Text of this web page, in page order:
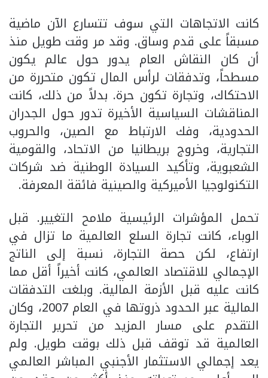
كانت الاتجاهات التي سوف تتسارع الآن ماضية
مسبقاً على قدم وساق. وقد مر وقت طويل منذ
أن كان النقاش العام يدور حول عالم يكون
مسطحاً، وتدفقات لرأس المال تكون متحررة من
الاحتكاك، وتجارة تكون حرة. بدلاً من ذلك، كانت
المناقشات السياسية الأخيرة تدور حول الجدران
الحدودية، وفك الارتباط مع الصين، والحروب
التجارية، وخروج بريطانيا من الاتحاد، والقومية
الشعبوية، وتأكيد السيادة الوطنية ضد شركات
التكنولوجيا الأميركية والصينية فائقة المعرفة.
تحمل المؤشرات الرئيسية ملامح التغيير. قبل
الوباء، كانت تجارة السلع العالمية ما تزال في
ارتفاع، لكن حصة التجارة، نسبة إلى الناتج
الإجمالي للاقتصاد العالمي، كانت أخيراً أقل مما
كانت عليه قبل الأزمة المالية. وبلغت التدفقات
المالية عبر الحدود ذروتها في العام 2007، وكان
التقدم على مسار المزيد من تحرير التجارة
العالمية قد توقف قبل ذلك بوقت طويل. ولم
يعد إجمالي الاستثمار الأجنبي المباشر العالمي